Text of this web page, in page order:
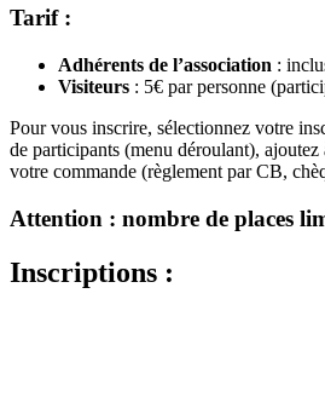
Tarif :
Adhérents de l’association :
Visiteurs : 5€ par personne
Pour vous inscrire, sélectionnez votre
de participants (menu déroulant),
votre commande (règlement par CB,
Attention : nombre de places
Inscriptions :